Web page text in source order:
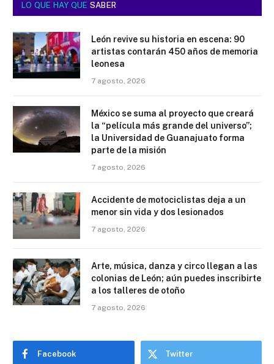
LO QUE HAY QUE SABER
León revive su historia en escena: 90
artistas contarán 450 años de memoria
leonesa
7 agosto, 2026
México se suma al proyecto que creará
la “película más grande del universo”;
la Universidad de Guanajuato forma
parte de la misión
7 agosto, 2026
Accidente de motociclistas deja a un
menor sin vida y dos lesionados
7 agosto, 2026
Arte, música, danza y circo llegan a las
colonias de León; aún puedes inscribirte
a los talleres de otoño
7 agosto, 2026
Facebook Twitter